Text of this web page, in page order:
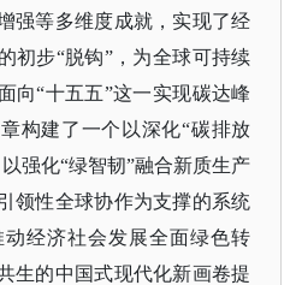
强等多维度成就，实现了经
初步“脱钩”，为全球可持续
向“十五五”这一实现碳达峰
构建了一个以深化“碳排放
强化“绿智韧”融合新质生产
领性全球协作为支撑的系统
经济社会发展全面绿色转
生的中国式现代化新画卷提